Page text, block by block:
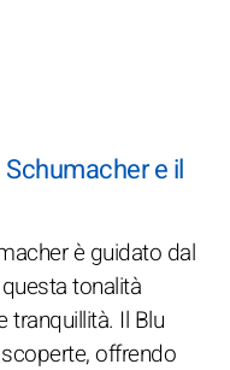
e il
è guidato dal
tonalità
Il Blu
offrendo